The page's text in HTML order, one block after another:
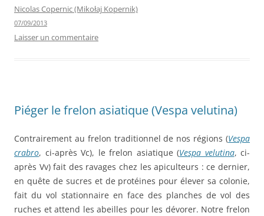
Nicolas Copernic (Mikołaj Kopernik)
07/09/2013
Laisser un commentaire
Piéger le frelon asiatique (Vespa velutina)
Contrairement au frelon traditionnel de nos régions (Vespa
crabro, ci-après Vc), le frelon asiatique (Vespa velutina, ci-
après Vv) fait des ravages chez les apiculteurs : ce dernier,
en quête de sucres et de protéines pour élever sa colonie,
fait du vol stationnaire en face des planches de vol des
ruches et attend les abeilles pour les dévorer. Notre frelon